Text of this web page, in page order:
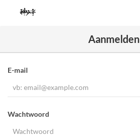
Aanmelden
E-mail
Wachtwoord